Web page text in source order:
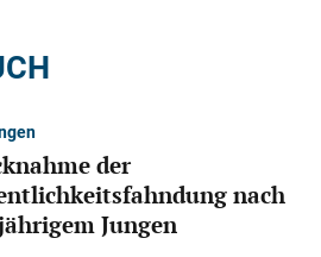
der
nach
Jungen